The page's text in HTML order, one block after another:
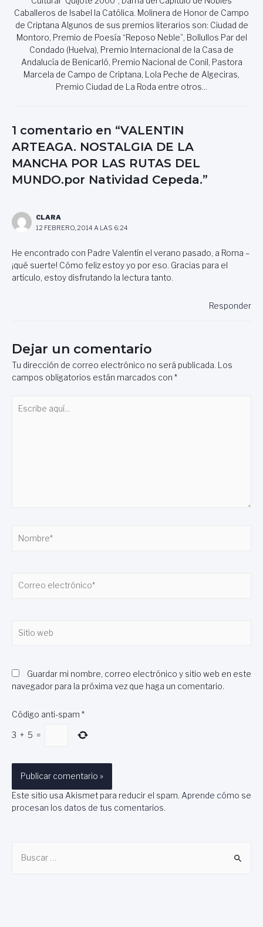
Caballeros de Isabel la Católica. Molinera de Honor de Campo
de Criptana Algunos de sus premios literarios son: Ciudad de
Montoro, Premio de Poesía “Reposo Neble”, Bollullos Par del
Condado (Huelva), Premio Internacional de la Casa de
Andalucía de Benicarló, Premio Nacional de Conil, Pastora
Marcela de Campo de Criptana, Lola Peche de Algeciras,
Premio Ciudad de La Roda entre otros...
1 comentario en “VALENTIN
ARTEAGA. NOSTALGIA DE LA
MANCHA POR LAS RUTAS DEL
MUNDO.por Natividad Cepeda.”
CLARA
12 FEBRERO, 2014 A LAS 6:24
He encontrado con Padre Valentín el verano pasado, a Roma –
¡qué suerte! Cómo feliz estoy yo por eso. Gracias para el
articulo, estoy disfrutando la lectura tanto.
Responder
Dejar un comentario
Tu dirección de correo electrónico no será publicada. Los
campos obligatorios están marcados con *
aquí...
electrónico*
web
Guardar mi nombre, correo electrónico y sitio web en este
navegador para la próxima vez que haga un comentario.
Código anti-spam *
3 + 5 =
Este sitio usa Akismet para reducir el spam. Aprende cómo se
procesan los datos de tus comentarios.